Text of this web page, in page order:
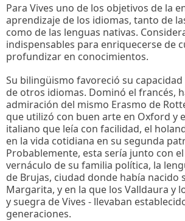
Para Vives uno de los objetivos de la
aprendizaje de los idiomas, tanto de
como de las lenguas nativas.
indispensables para enriquecerse de
profundizar en conocimientos.
Su bilingüismo favoreció su
de otros idiomas. Dominó el francés,
admiración del mismo Erasmo de
que utilizó con buen arte en Oxford y
italiano que leía con facilidad, el
en la vida cotidiana en su segunda
Probablemente, esta sería junto con
vernáculo de su familia política, la
de Brujas, ciudad donde había nacido
Margarita, y en la que los Valldaura y
y suegra de Vives - llevaban
generaciones.